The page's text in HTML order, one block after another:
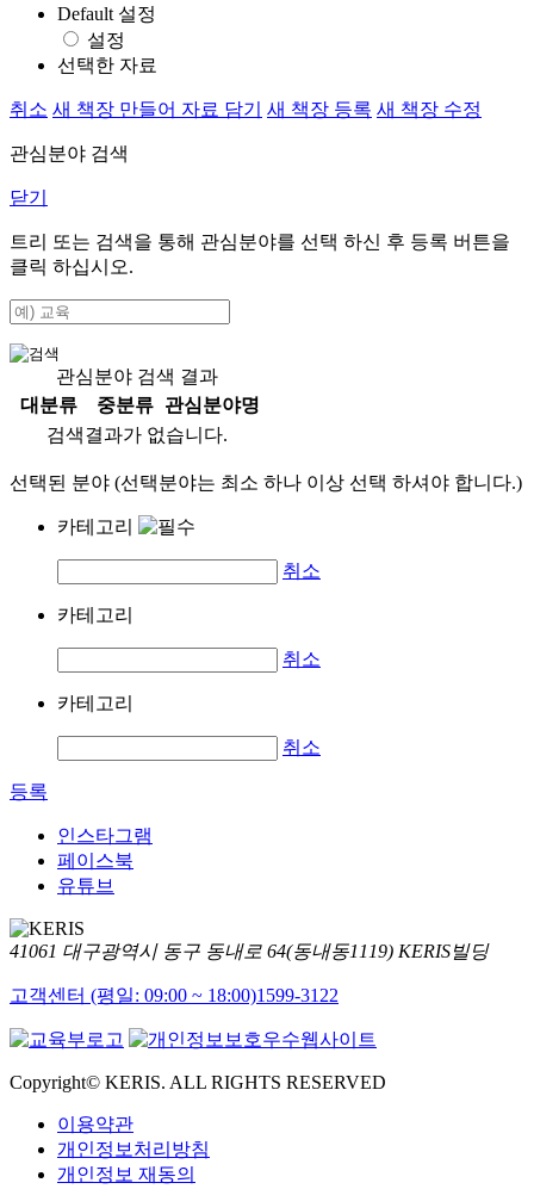
Default 설정
설정
선택한 자료
취소 새 책장 만들어 자료 담기 새 책장 등록 새 책장 수정
관심분야 검색
닫기
트리 또는 검색을 통해 관심분야를 선택 하신 후 등록 버튼을
클릭 하십시오.
관심분야 검색 결과
대분류
중분류
관심분야명
검색결과가 없습니다.
선택된 분야 (선택분야는 최소 하나 이상 선택 하셔야 합니다.)
카테고리
취소
카테고리
취소
카테고리
취소
등록
인스타그램
페이스북
유튜브
41061 대구광역시 동구 동내로 64(동내동1119) KERIS빌딩
고객센터 (평일: 09:00 ~ 18:00)1599-3122
Copyright© KERIS. ALL RIGHTS RESERVED
이용약관
개인정보처리방침
개인정보 재동의